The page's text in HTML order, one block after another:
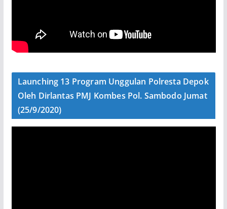
Launching 13 Program Unggulan Polresta Depok
Oleh Dirlantas PMJ Kombes Pol. Sambodo Jumat
(25/9/2020)